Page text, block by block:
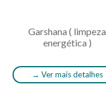
Garshana ( limpeza
energética )
→ Ver mais detalhes